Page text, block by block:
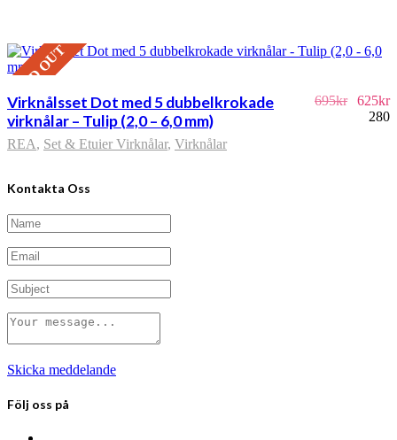
REA!
SOLD OUT
Virknålsset Dot med 5 dubbelkrokade
virknålar – Tulip (2,0 – 6,0 mm)
REA, Set & Etuier Virknålar, Virknålar
695kr 625kr
280
Kontakta Oss
Skicka meddelande
Följ oss på